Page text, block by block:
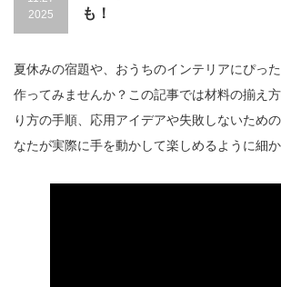
2025
も！
夏休みの宿題や、おうちのインテリアにぴっ
作ってみませんか？この記事では材料の揃え
り方の手順、応用アイデアや失敗しないため
なたが実際に手を動かして楽しめるように細か